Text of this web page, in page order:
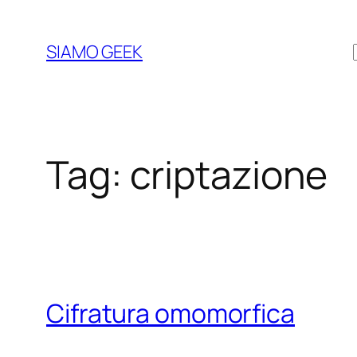
contenuto
SIAMO GEEK
Tag: criptazione
Cifratura omomorfica